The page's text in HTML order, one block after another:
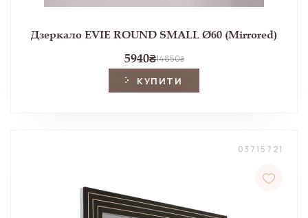
Дзеркало EVIE ROUND SMALL Ø60 (Mirrored)
5940₴14850₴
КУПИТИ
03715721